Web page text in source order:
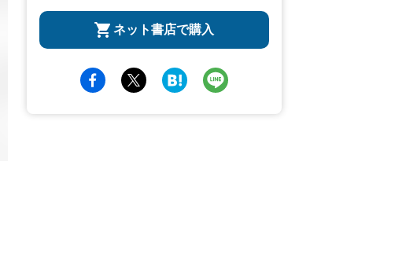
ネット書店で購入